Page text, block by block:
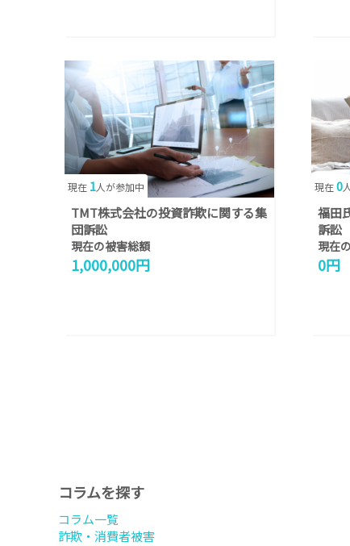
現在 1人が参加中
TMT株式会社の投資詐欺に関する集
団訴訟
現在の被害総額
1,000,000円
現在0
福田
訴訟
現在
0円
コラムを探す
コラム一覧
詐欺・消費者被害